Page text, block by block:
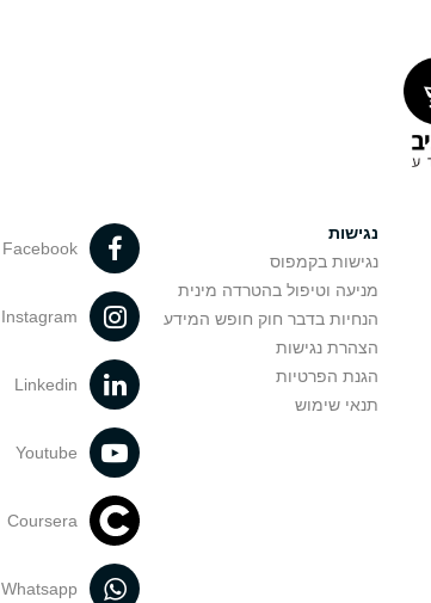
נגישות
נגישות בקמפוס
מניעה וטיפול בהטרדה מינית
הנחיות בדבר חוק חופש המידע
הצהרת נגישות
הגנת הפרטיות
תנאי שימוש
Facebook
Instagram
Linkedin
Youtube
Coursera
Whatsapp